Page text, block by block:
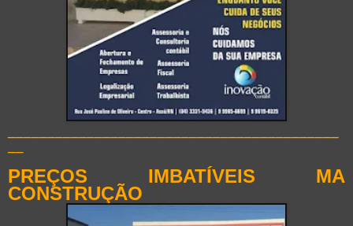
PREÇOS IMBATÍVEIS MA
CONSTRUÇÃO